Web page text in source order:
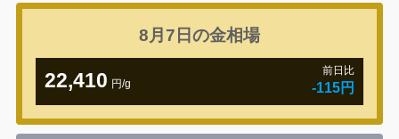
8月7日の金相場
22,410 円/g
前日比
-115円